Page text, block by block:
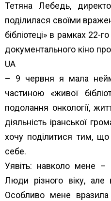
Тетяна Лебедь,
поділилася своїми
бібліотеці» в рамках 22-го
документального кіно
UA
– 9 червня я мала
частиною «живої
подолання онкології,
діяльність іранської
хочу поділитися тим, що
себе.
Уявіть: навколо мене –
Люди різного віку, але
Особливо мене